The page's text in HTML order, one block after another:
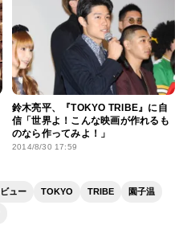
鈴木亮平、『TOKYO TRIBE』に自
信「世界よ！こんな映画が作れるも
のなら作ってみよ！」
2014/8/30 17:59
ュー TOKYO TRIBE 園子温